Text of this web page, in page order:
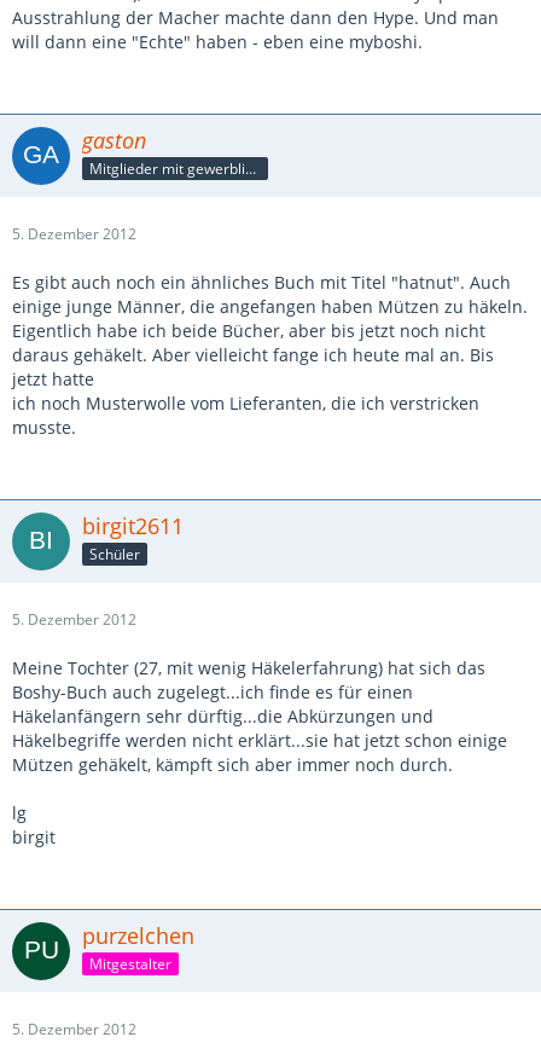
Ausstrahlung der Macher machte dann den Hype. Und man
will dann eine "Echte" haben - eben eine myboshi.
gaston
Mitglieder mit gewerblicher Verbindung, auch als Mitarbeiter/in
5. Dezember 2012
Es gibt auch noch ein ähnliches Buch mit Titel "hatnut". Auch
einige junge Männer, die angefangen haben Mützen zu häkeln.
Eigentlich habe ich beide Bücher, aber bis jetzt noch nicht
daraus gehäkelt. Aber vielleicht fange ich heute mal an. Bis
jetzt hatte
ich noch Musterwolle vom Lieferanten, die ich verstricken
musste.
birgit2611
Schüler
5. Dezember 2012
Meine Tochter (27, mit wenig Häkelerfahrung) hat sich das
Boshy-Buch auch zugelegt...ich finde es für einen
Häkelanfängern sehr dürftig...die Abkürzungen und
Häkelbegriffe werden nicht erklärt...sie hat jetzt schon einige
Mützen gehäkelt, kämpft sich aber immer noch durch.
lg
birgit
purzelchen
Mitgestalter
5. Dezember 2012